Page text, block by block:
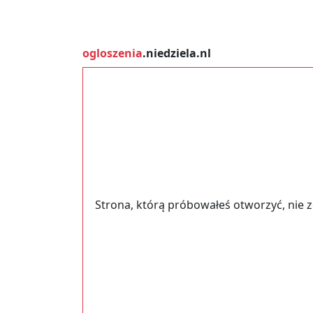
ogloszenia.niedziela.nl
Strona, którą próbowałeś otworzyć, nie